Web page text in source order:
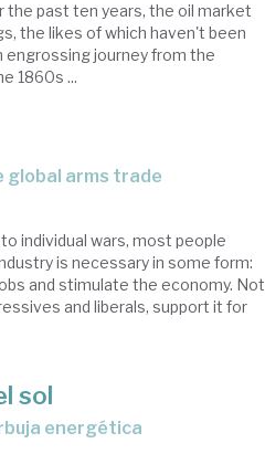
the past ten years, the oil market
the likes of which haven't been
engrossing journey from the
1860s ...
global arms trade
individual wars, most people
is necessary in some form:
and stimulate the economy. Not
and liberals, support it for
sol
energética